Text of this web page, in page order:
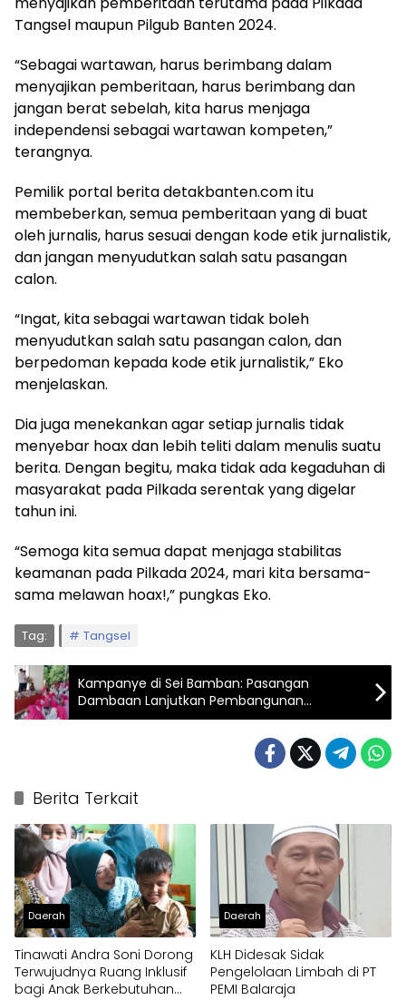
Tangsel maupun Pilgub Banten 2024.
“Sebagai wartawan, harus berimbang dalam
menyajikan pemberitaan, harus berimbang dan
jangan berat sebelah, kita harus menjaga
independensi sebagai wartawan kompeten,”
terangnya.
Pemilik portal berita detakbanten.com itu
membeberkan, semua pemberitaan yang di buat
oleh jurnalis, harus sesuai dengan kode etik jurnalistik,
dan jangan menyudutkan salah satu pasangan
calon.
“Ingat, kita sebagai wartawan tidak boleh
menyudutkan salah satu pasangan calon, dan
berpedoman kepada kode etik jurnalistik,” Eko
menjelaskan.
Dia juga menekankan agar setiap jurnalis tidak
menyebar hoax dan lebih teliti dalam menulis suatu
berita. Dengan begitu, maka tidak ada kegaduhan di
masyarakat pada Pilkada serentak yang digelar
tahun ini.
“Semoga kita semua dapat menjaga stabilitas
keamanan pada Pilkada 2024, mari kita bersama-
sama melawan hoax!,” pungkas Eko.
Tag: Tangsel
Kampanye di Sei Bamban: Pasangan
Dambaan Lanjutkan Pembangunan
Infrastruktur Jalan dan Pelayanan Publik
Berita Terkait
Daerah
Tinawati Andra Soni Dorong
Terwujudnya Ruang Inklusif
bagi Anak Berkebutuhan
Daerah
KLH Didesak Sidak
Pengelolaan Limbah di PT
PEMI Balaraja